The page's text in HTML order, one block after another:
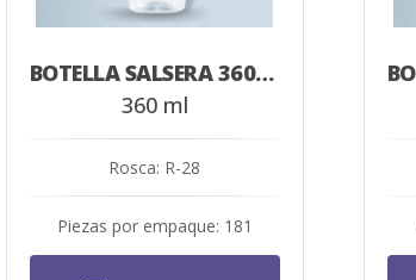
BOTELLA SALSERA 360 ML
360 ml
Rosca: R-28
Piezas por empaque: 181